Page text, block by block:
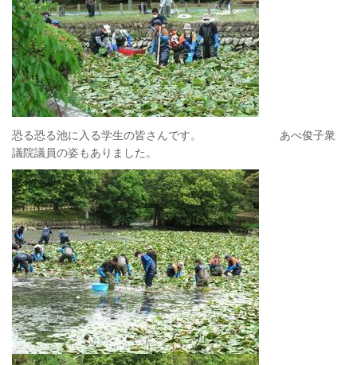
恐る恐る池に入る学生の皆さんです。 あべ俊子衆
議院議員の姿もありました。